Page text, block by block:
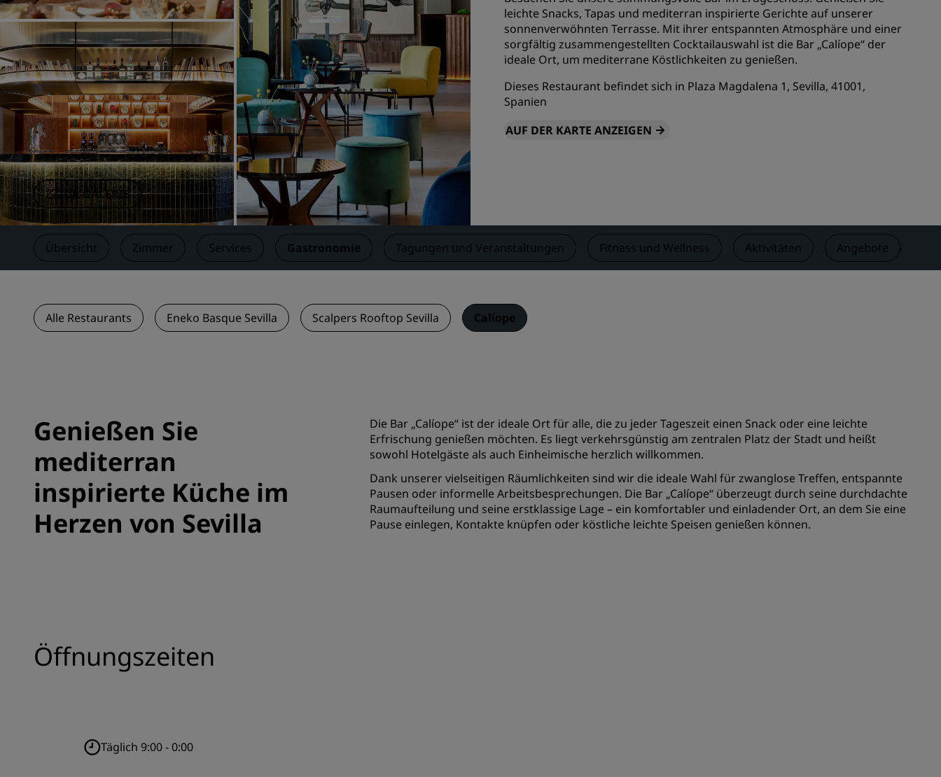
Verbundene Marken in China
Einen Meetingraum buchen
Fordern Sie ein Angebot an
Veranstaltungsorte
Digitale Services
Hochzeitslocations
Nachhaltige Aufenthalte
Aufenthalte für Sportteams
Geschäftsreisender
So verwenden Sie Punkte
So sammeln Sie Punkte
ZUR GALERIE
leichte Snacks, Tapas und mediterran inspirierte Gerichte auf unserer
sonnenverwöhnten Terrasse. Mit ihrer entspannten Atmosphäre und einer
sorgfältig zusammengestellten Cocktailauswahl ist die Bar „Calíope“ der
ideale Ort, um mediterrane Köstlichkeiten zu genießen.
Dieses Restaurant befindet sich in Plaza Magdalena 1, Sevilla, 41001,
Spanien
AUF DER KARTE ANZEIGEN
Übersicht Zimmer Services Gastronomie Tagungen und Veranstaltungen Fitness und Wellness Aktivitäten Angebote
Alle Restaurants Eneko Basque Sevilla Scalpers Rooftop Sevilla Calíope
Genießen Sie
mediterran
inspirierte Küche im
Herzen von Sevilla
Die Bar „Calíope“ ist der ideale Ort für alle, die zu jeder Tageszeit einen Snack oder eine leichte
Erfrischung genießen möchten. Es liegt verkehrsgünstig am zentralen Platz der Stadt und heißt
sowohl Hotelgäste als auch Einheimische herzlich willkommen.
Dank unserer vielseitigen Räumlichkeiten sind wir die ideale Wahl für zwanglose Treffen, entspannte
Pausen oder informelle Arbeitsbesprechungen. Die Bar „Calíope“ überzeugt durch seine durchdachte
Raumaufteilung und seine erstklassige Lage – ein komfortabler und einladender Ort, an dem Sie eine
Pause einlegen, Kontakte knüpfen oder köstliche leichte Speisen genießen können.
Öffnungszeiten
Täglich 9:00 - 0:00